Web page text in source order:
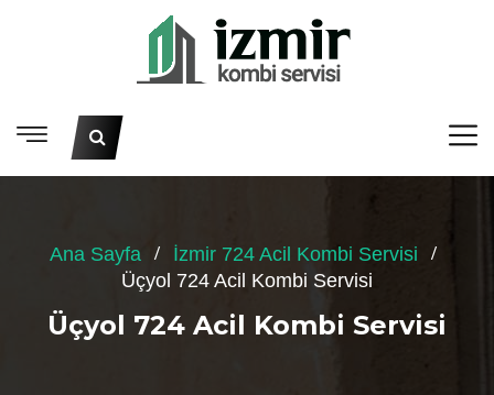
Ana Sayfa
İzmir 724 Acil Kombi Servisi
Üçyol 724 Acil Kombi Servisi
Üçyol 724 Acil Kombi Servisi